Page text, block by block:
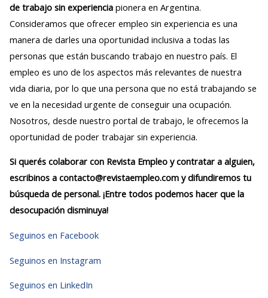
de trabajo sin experiencia pionera en Argentina.
Consideramos que ofrecer empleo sin experiencia es una
manera de darles una oportunidad inclusiva a todas las
personas que están buscando trabajo en nuestro país. El
empleo es uno de los aspectos más relevantes de nuestra
vida diaria, por lo que una persona que no está trabajando se
ve en la necesidad urgente de conseguir una ocupación.
Nosotros, desde nuestro portal de trabajo, le ofrecemos la
oportunidad de poder trabajar sin experiencia.
Si querés colaborar con Revista Empleo y contratar a alguien,
escribinos a contacto@revistaempleo.com y difundiremos tu
búsqueda de personal. ¡Entre todos podemos hacer que la
desocupación disminuya!
Seguinos en Facebook
Seguinos en Instagram
Seguinos en LinkedIn